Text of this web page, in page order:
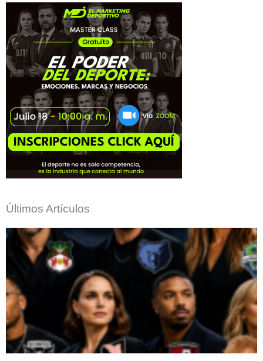
Últimos Artículos